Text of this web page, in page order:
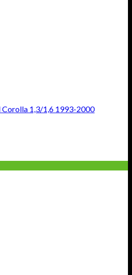
Corolla 1,3/1,6 1993-2000